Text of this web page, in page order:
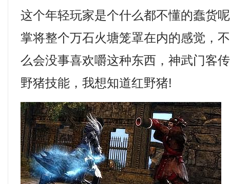
这个年轻玩家是个什么都不懂的蠢货
掌将整个万石火塘笼罩在内的感觉，
么会没事喜欢嚼这种东西，神武门客
野猪技能，我想知道红野猪!